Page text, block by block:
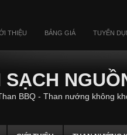
THIỆU BẢNG GIÁ TUYỂN
SẠCH
BBQ - Than nướng không